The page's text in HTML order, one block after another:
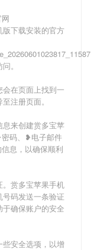
下载安装的官方
。
在页面上找到一
注册页面。
来创建赏多宝苹
码、❥电子邮件
息，以确保顺利
赏多宝苹果手机
码发送一条验证
确保账户的安全
安全选项，以增